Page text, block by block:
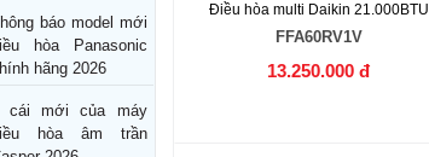
báo model mới
hòa Panasonic
hãng 2026
cái mới của máy
hòa âm trần
Điều hòa multi Daikin 21.000BTU
FFA60RV1V
13.250.000 đ